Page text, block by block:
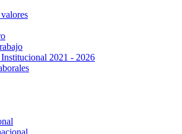
2021 - 2026